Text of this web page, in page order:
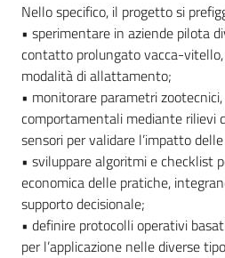
Nello specifico, il progetto si
• sperimentare in aziende pilota
contatto prolungato vacca-
modalità di allattamento;
• monitorare parametri
comportamentali mediante rilievi
sensori per validare l’impatto
• sviluppare algoritmi e checklist
economica delle pratiche,
supporto decisionale;
• definire protocolli operativi
per l’applicazione nelle diverse